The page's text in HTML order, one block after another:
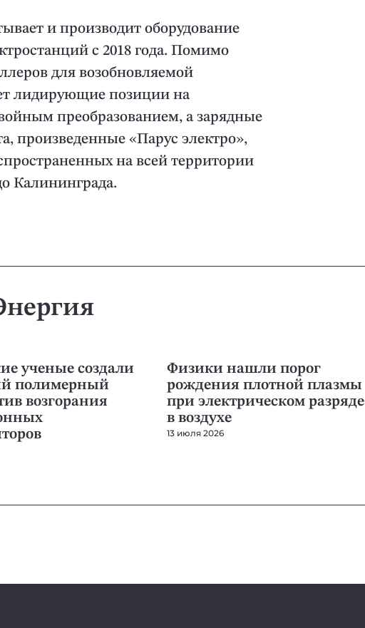
и производит оборудование
с 2018 года. Помимо
для возобновляемой
лидирующие позиции на
преобразованием, а зарядные
произведенные «Парус электро»,
на всей территории
Калининграда.
ученые создали
полимерный
возгорания
Физики нашли порог
рождения плотной плазмы
при электрическом разряде
в воздухе
13 июля 2026